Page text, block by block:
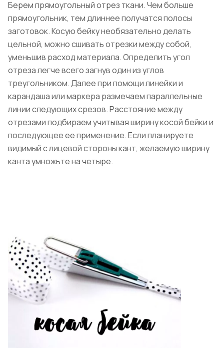
Берем прямоугольный отрез ткани. Чем больше
прямоугольник, тем длиннее получатся полосы
заготовок. Косую бейку необязательно делать
цельной, можно сшивать отрезки между собой,
уменьшив расход материала. Определить угол
отреза легче всего загнув один из углов
треугольником. Далее при помощи линейки и
карандаша или маркера размечаем параллельные
линии следующих срезов. Расстояние между
отрезами подбираем учитывая ширину косой бейки и
последующее ее применение. Если планируете
видимый с лицевой стороны кант, желаемую ширину
канта умножьте на четыре.